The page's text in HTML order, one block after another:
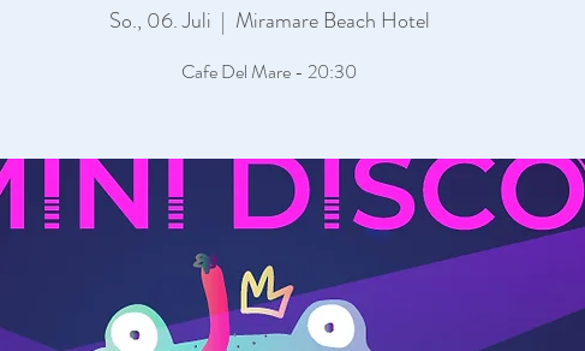
So., 06. Juli
  |
Miramare Beach Hotel
Cafe Del Mare - 20:30